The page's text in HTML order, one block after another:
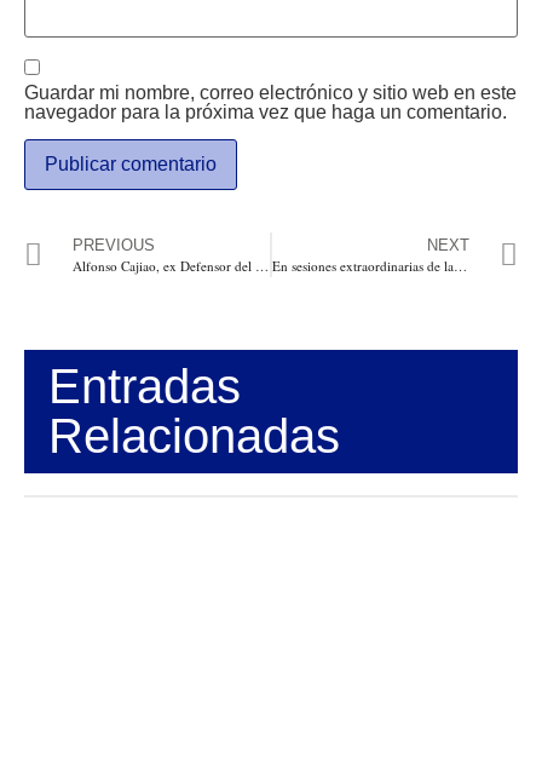
Guardar mi nombre, correo electrónico y sitio web en este
navegador para la próxima vez que haga un comentario.
PREVIOUS
Alfonso Cajiao, ex Defensor del Pueblo, asumió como Procurador Delegado para las Fuerzas Militares
NEXT
En sesiones extraordinarias de la Asamblea del Atlántico, por 10 días estudiarán 7 proyectos
Entradas
Relacionadas